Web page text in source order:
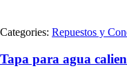
Categories: Repuestos y
Tapa para agua